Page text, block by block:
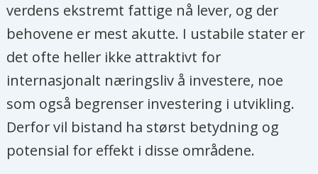
verdens ekstremt fattige nå lever, og der
behovene er mest akutte. I ustabile stater er
det ofte heller ikke attraktivt for
internasjonalt næringsliv å investere, noe
som også begrenser investering i utvikling.
Derfor vil bistand ha størst betydning og
potensial for effekt i disse områdene.